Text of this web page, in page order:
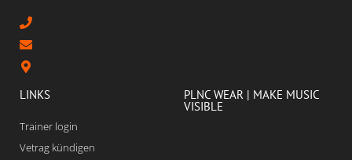
LINKS
Trainer login
Vetrag kündigen
PLNC WEAR | MAKE MUSIC
VISIBLE